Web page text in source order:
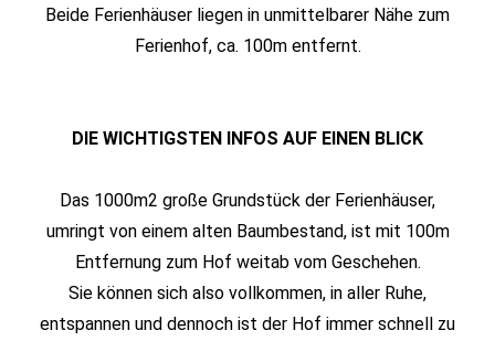
Beide Ferienhäuser liegen in unmittelbarer Nähe zum
Ferienhof, ca. 100m entfernt.
DIE WICHTIGSTEN INFOS AUF EINEN BLICK
Das 1000m2 große Grundstück der Ferienhäuser,
umringt von einem alten Baumbestand, ist mit 100m
Entfernung zum Hof weitab vom Geschehen.
Sie können sich also vollkommen, in aller Ruhe,
entspannen und dennoch ist der Hof immer schnell zu